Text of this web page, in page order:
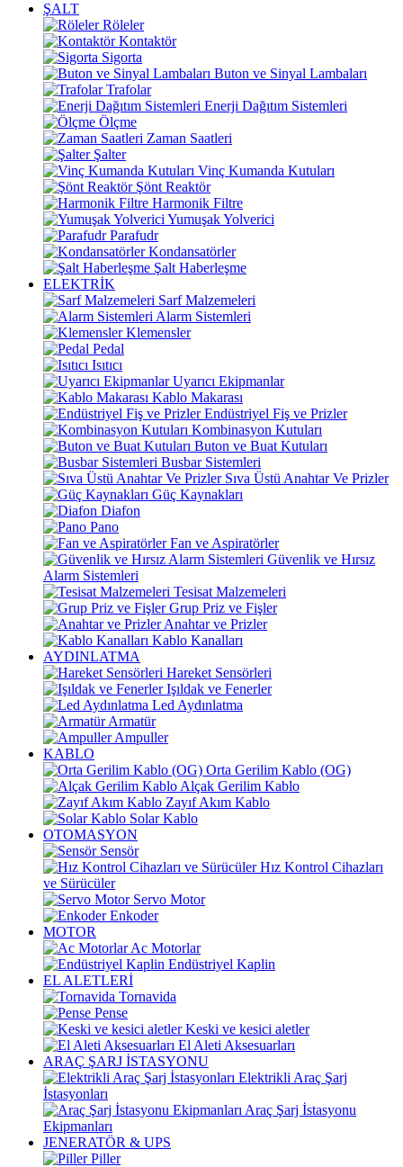
ŞALT
Röleler
Kontaktör
Sigorta
Buton ve Sinyal Lambaları
Trafolar
Enerji Dağıtım Sistemleri
Ölçme
Zaman Saatleri
Şalter
Vinç Kumanda Kutuları
Şönt Reaktör
Harmonik Filtre
Yumuşak Yolverici
Parafudr
Kondansatörler
Şalt Haberleşme
ELEKTRİK
Sarf Malzemeleri
Alarm Sistemleri
Klemensler
Pedal
Isıtıcı
Uyarıcı Ekipmanlar
Kablo Makarası
Endüstriyel Fiş ve Prizler
Kombinasyon Kutuları
Buton ve Buat Kutuları
Busbar Sistemleri
Sıva Üstü Anahtar Ve Prizler
Güç Kaynakları
Diafon
Pano
Fan ve Aspiratörler
Güvenlik ve Hırsız
Alarm Sistemleri
Tesisat Malzemeleri
Grup Priz ve Fişler
Anahtar ve Prizler
Kablo Kanalları
AYDINLATMA
Hareket Sensörleri
Işıldak ve Fenerler
Led Aydınlatma
Armatür
Ampuller
KABLO
Orta Gerilim Kablo (OG)
Alçak Gerilim Kablo
Zayıf Akım Kablo
Solar Kablo
OTOMASYON
Sensör
Hız Kontrol Cihazları
ve Sürücüler
Servo Motor
Enkoder
MOTOR
Ac Motorlar
Endüstriyel Kaplin
EL ALETLERİ
Tornavida
Pense
Keski ve kesici aletler
El Aleti Aksesuarları
ARAÇ ŞARJ İSTASYONU
Elektrikli Araç Şarj
İstasyonları
Araç Şarj İstasyonu
Ekipmanları
JENERATÖR & UPS
Piller